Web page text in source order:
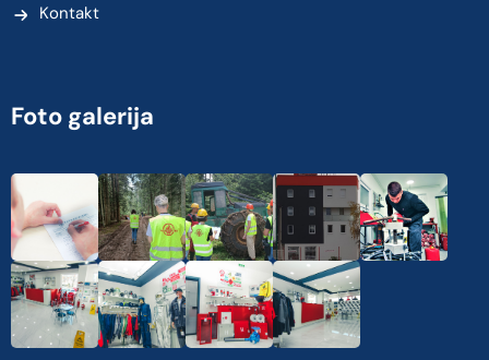
Kontakt
Foto galerija